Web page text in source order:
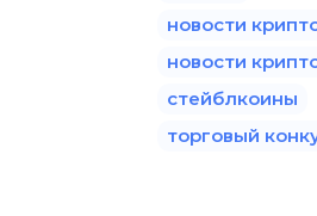
новости
новости
стейблкоины
торговый